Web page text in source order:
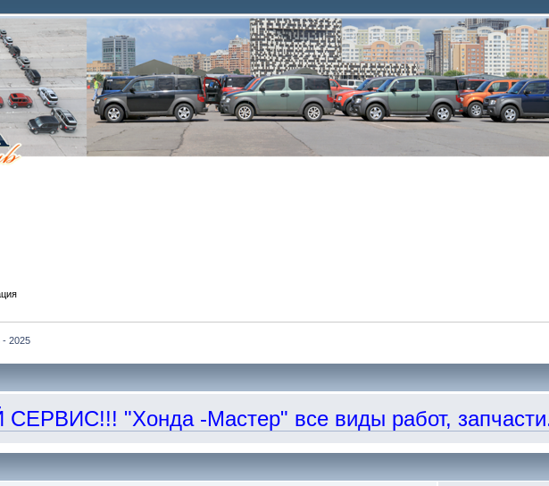
- 2025
"Хонда -Мастер" все виды работ,